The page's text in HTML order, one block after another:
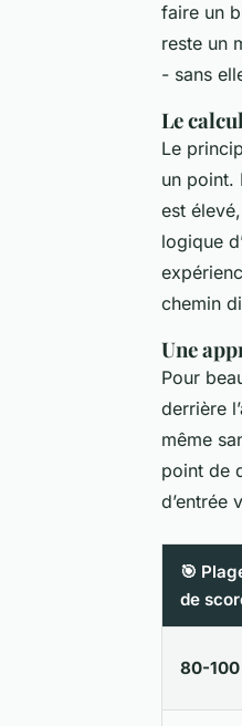
faire un
reste un
- sans
Le
Le
un point.
est
logique
chemin
Une
Pour
derrière
même
point de
d’entrée
🎯
de
80-100